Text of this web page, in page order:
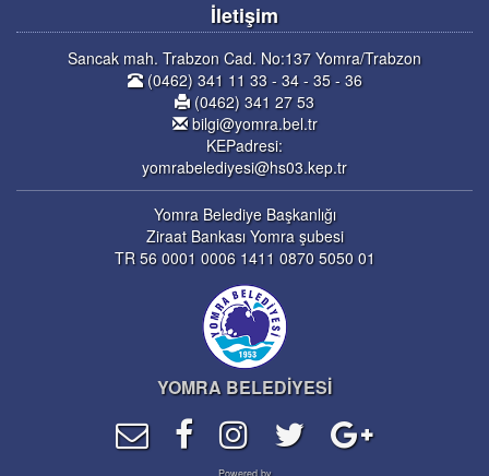
İletişim
Sancak mah. Trabzon Cad. No:137 Yomra/Trabzon
(0462) 341 11 33 - 34 - 35 - 36
(0462) 341 27 53
bilgi@yomra.bel.tr
KEPadresi:
yomrabelediyesi@hs03.kep.tr
Yomra Belediye Başkanlığı
Ziraat Bankası Yomra şubesi
TR 56 0001 0006 1411 0870 5050 01
YOMRA BELEDİYESİ